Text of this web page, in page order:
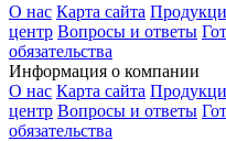
О нас Карта сайта
центр Вопросы и ответы
обязательства
Информация о компании
О нас Карта сайта
центр Вопросы и ответы
обязательства